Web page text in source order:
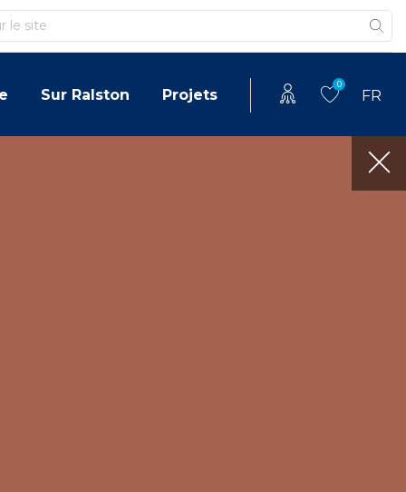
Sur Ralston Projets
0
FR